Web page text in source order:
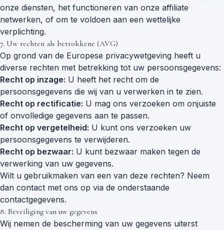
onze diensten, het functioneren van onze affiliate
netwerken, of om te voldoen aan een wettelijke
verplichting.
7. Uw rechten als betrokkene (AVG)
Op grond van de Europese privacywetgeving heeft u
diverse rechten met betrekking tot uw persoonsgegevens:
Recht op inzage: U heeft het recht om de
persoonsgegevens die wij van u verwerken in te zien.
Recht op rectificatie: U mag ons verzoeken om onjuiste
of onvolledige gegevens aan te passen.
Recht op vergetelheid: U kunt ons verzoeken uw
persoonsgegevens te verwijderen.
Recht op bezwaar: U kunt bezwaar maken tegen de
verwerking van uw gegevens.
Wilt u gebruikmaken van een van deze rechten? Neem
dan contact met ons op via de onderstaande
contactgegevens.
8. Beveiliging van uw gegevens
Wij nemen de bescherming van uw gegevens uiterst